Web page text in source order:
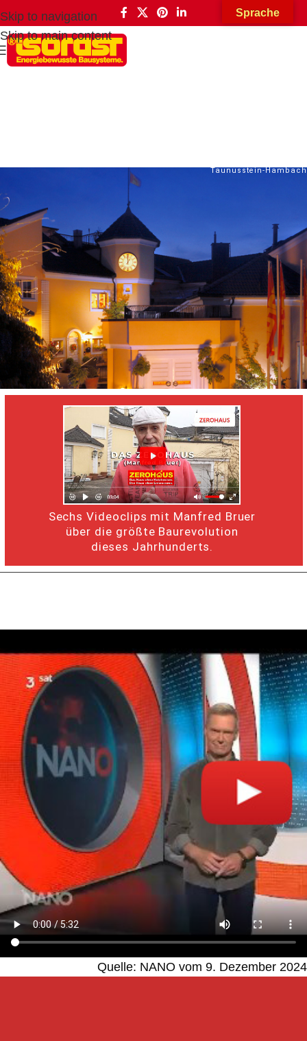
Skip to navigation
Skip to main content
Sechs Videoclips mit Manfred Bruer
über die größte Baurevolution
dieses Jahrhunderts.
Taunusstein-Hambach
Quelle: NANO vom 9. Dezember 2024
Sprache